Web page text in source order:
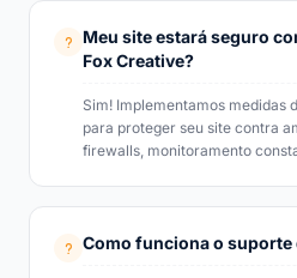
Meu site estará seguro
Fox Creative?
Sim! Implementamos medidas
para proteger seu site contra
firewalls, monitoramento
Como funciona o suporte